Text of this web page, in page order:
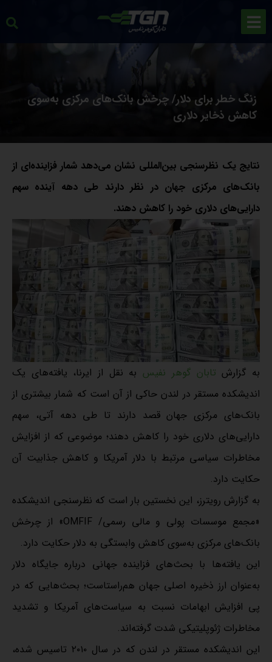
زنگ خطر برای دلار/ چرخش بانک‌های مرکزی به‌سوی
کاهش ذخایر دلاری
نتایج یک نظرسنجی بین‌المللی نشان می‌دهد شمار فزاینده‌ای از
بانک‌های مرکزی جهان در نظر دارند طی دهه آینده سهم
دارایی‌های دلاری خود را کاهش دهند.
به گزارشتابان گوهر نفیس به نقل از ایرنا، یافته‌های یک
اندیشکده مستقر در لندن حاکی از آن است که شمار بیشتری از
بانک‌های مرکزی جهان قصد دارند تا طی دهه آتی، سهم
دارایی‌های دلاری خود را کاهش دهند؛ موضوعی که از افزایش
مخاطرات سیاسی مرتبط با دلار آمریکا و کاهش جذابیت آن
حکایت دارد.
به گزارش رویترز، این نخستین بار است که نظرسنجی اندیشکده
«مجمع موسسات پولی و مالی رسمی/ OMFIF» از چرخش
بانک‌های مرکزی به‌سوی کاهش وابستگی به دلار حکایت دارد.
این یافته‌ها با بحث‌های فزاینده جهانی درباره جایگاه دلار
به‌عنوان ارز ذخیره اصلی جهان هم‌راستاست؛ بحث‌هایی که در
پی افزایش ابهامات نسبت به سیاست‌های آمریکا و تشدید
مخاطرات ژئوپلیتیکی شدت گرفته‌اند.
این اندیشکده مستقر در لندن که در سال ۲۰۱۰ تاسیس شده،